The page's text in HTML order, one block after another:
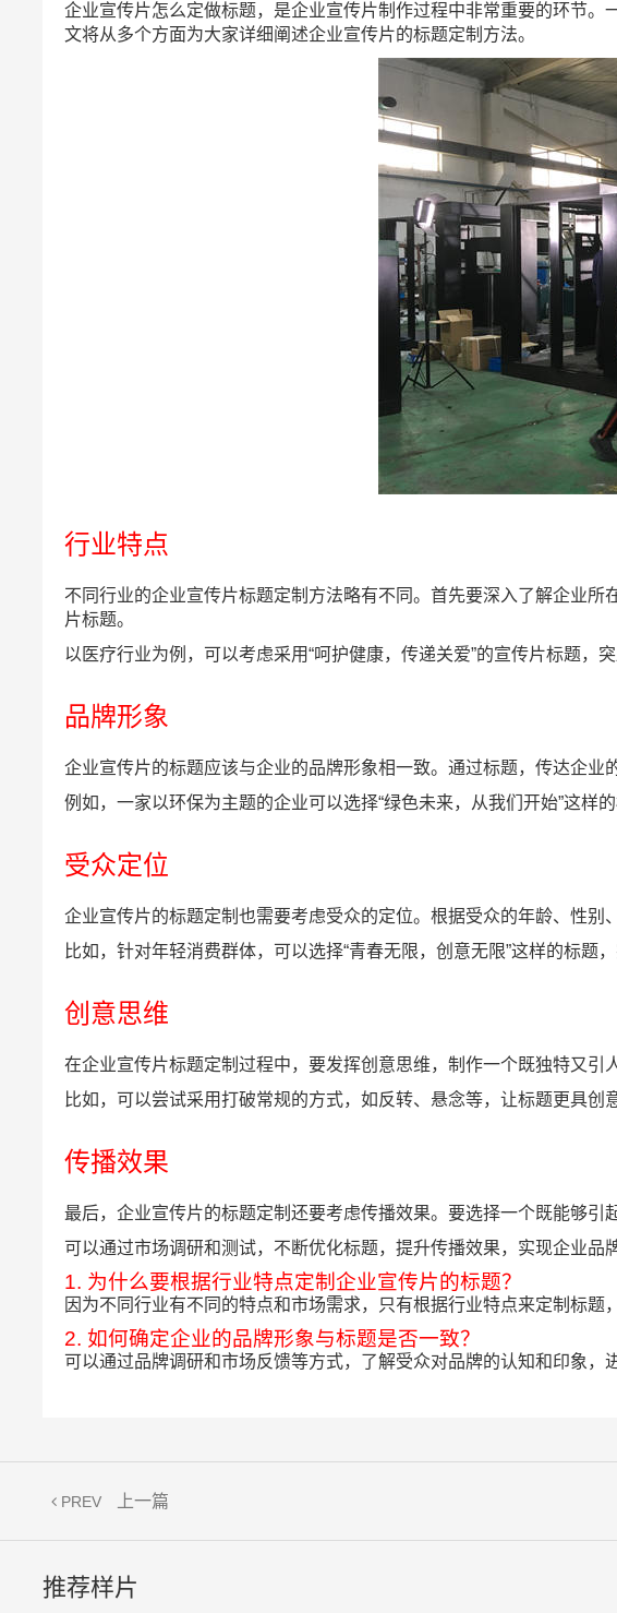
企业宣传片怎么定做标题，是企业宣传片制作过程中非常重要的环节
文将从多个方面为大家详细阐述企业宣传片的标题定制方法。
行业特点
不同行业的企业宣传片标题定制方法略有不同。首先要深入了解企业
片标题。
以医疗行业为例，可以考虑采用“呵护健康，传递关爱”的宣传片标题，
品牌形象
企业宣传片的标题应该与企业的品牌形象相一致。通过标题，传达企业
例如，一家以环保为主题的企业可以选择“绿色未来，从我们开始”这样
受众定位
企业宣传片的标题定制也需要考虑受众的定位。根据受众的年龄、性别
比如，针对年轻消费群体，可以选择“青春无限，创意无限”这样的标题
创意思维
在企业宣传片标题定制过程中，要发挥创意思维，制作一个既独特又引
比如，可以尝试采用打破常规的方式，如反转、悬念等，让标题更具创
传播效果
最后，企业宣传片的标题定制还要考虑传播效果。要选择一个既能够引
可以通过市场调研和测试，不断优化标题，提升传播效果，实现企业品
1. 为什么要根据行业特点定制企业宣传片的标题？
因为不同行业有不同的特点和市场需求，只有根据行业特点来定制标题
2. 如何确定企业的品牌形象与标题是否一致？
可以通过品牌调研和市场反馈等方式，了解受众对品牌的认知和印象，
PREV 上一篇
推荐样片